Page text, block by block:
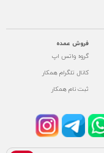
فروش عمده
گروه واتس اپ
کانال تلگرام همکار
ثبت نام همکار